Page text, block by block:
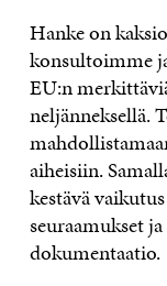
Hanke on
konsultoimme
EU:n
neljänneksellä.
aiheisiin.
kestävä
seuraamukset
dokumentaatio.